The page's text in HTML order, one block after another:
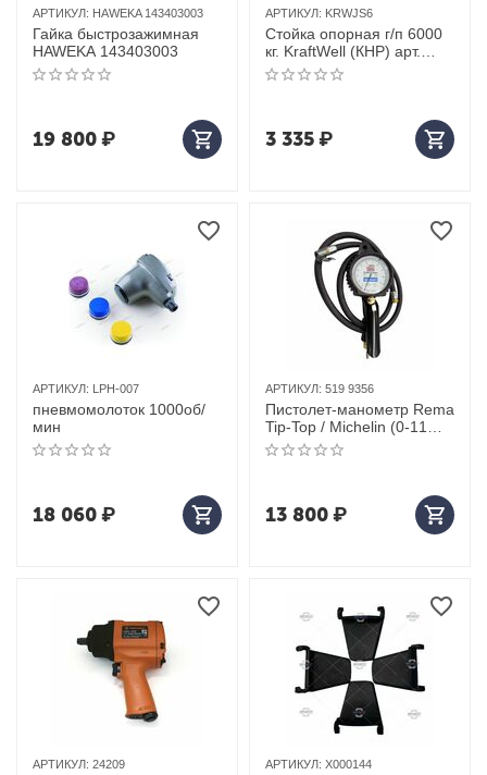
АРТИКУЛ: HAWEKA 143403003
Гайка быстрозажимная
HAWEKA 143403003
19 800₽
АРТИКУЛ: KRWJS6
Стойка опорная г/п 6000
кг. KraftWell (КНР) арт.
KRWJS6
3 335₽
АРТИКУЛ: LPH-007
пневмомолоток 1000об/
мин
18 060₽
АРТИКУЛ: 519 9356
Пистолет-манометр Rema
Tip-Top / Michelin (0-11
bar)
13 800₽
АРТИКУЛ: 24209 АРТИКУЛ: X000144